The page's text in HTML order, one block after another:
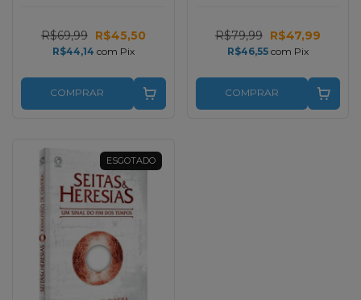
R$69,99 R$45,50
R$44,14 com Pix
COMPRAR
R$79,99 R$47,99
R$46,55 com Pix
COMPRAR
ESGOTADO